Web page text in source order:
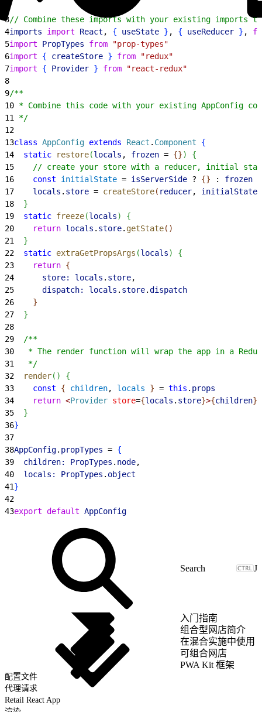
3// Combine these imports with your existing imports to
4imports import React , { useState } , { useReducer } ,
5import PropTypes from "prop-types"
6import { createStore } from "redux"
7import { Provider } from "react-redux"
8
9/**
10 * Combine this code with your existing AppConfig
11
*/
12
13class AppConfig extends React . Component
{
14
  static
restore(locals , frozen = {})
{
15
// create your store with a reducer, initial
16
    const
initialState = isServerSide ? {} : frozen
17
    locals
. store = createStore( reducer, initialState
18
}
19
  static
freeze(locals)
{
20
    return
locals . store. getState( )
21
}
22
  static
extraGetPropsArgs (locals)
{
23
    return
{
24
      store:
locals . store,
25
      dispatch:
locals . store.dispatch
26
}
27
}
28
29
  /**
30
* The render function will wrap the app in a
31
   */
32
  render
( )
{
33
    const
{ children, locals } = this . props
34
    return
<Provider store={locals . store}>{children}
35
}
36}
37
38AppConfig. propTypes = {
39
  children:
PropTypes . node,
40
  locals:
PropTypes . object
41}
42
43export default AppConfig
J
入门指南
组合型网店简介
在混合实施中使用
可组合网店
PWA Kit 框架
配置文件
代理请求
Retail React App